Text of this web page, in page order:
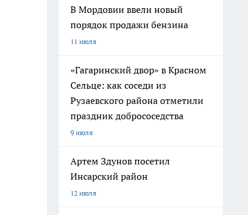
В Мордовии ввели новый
порядок продажи бензина
11 июля
«Гагаринский двор» в Красном
Сельце: как соседи из
Рузаевского района отметили
праздник добрососедства
9 июля
Артем Здунов посетил
Инсарский район
12 июля